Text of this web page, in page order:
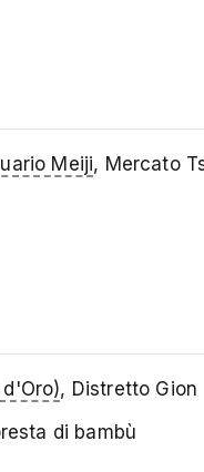
Meiji, Mercato
, Distretto Gion
di bambù